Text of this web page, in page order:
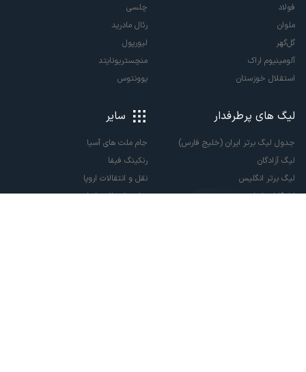
فولاد
ملوان
گل‌گهر
آلومینیوم اراک
استقلال خوزستان
چلسی
رئال مادرید
لیورپول
منچستریونایتد
یوونتوس
لیگ های پرطرفدار
جدول لیگ برتر ایران (خلیج فارس)
لیگ آزادگان
لیگ برتر انگلیس
لالیگا اسپانیا
سایر
جام ملت های آسیا
رنکینگ فیفا
نقل و انتقالات اروپا
نقل و انتقالات ایران